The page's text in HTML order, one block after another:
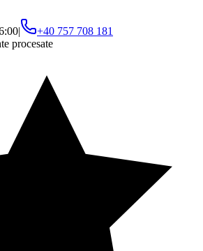
|
+40 757 708 181
procesate